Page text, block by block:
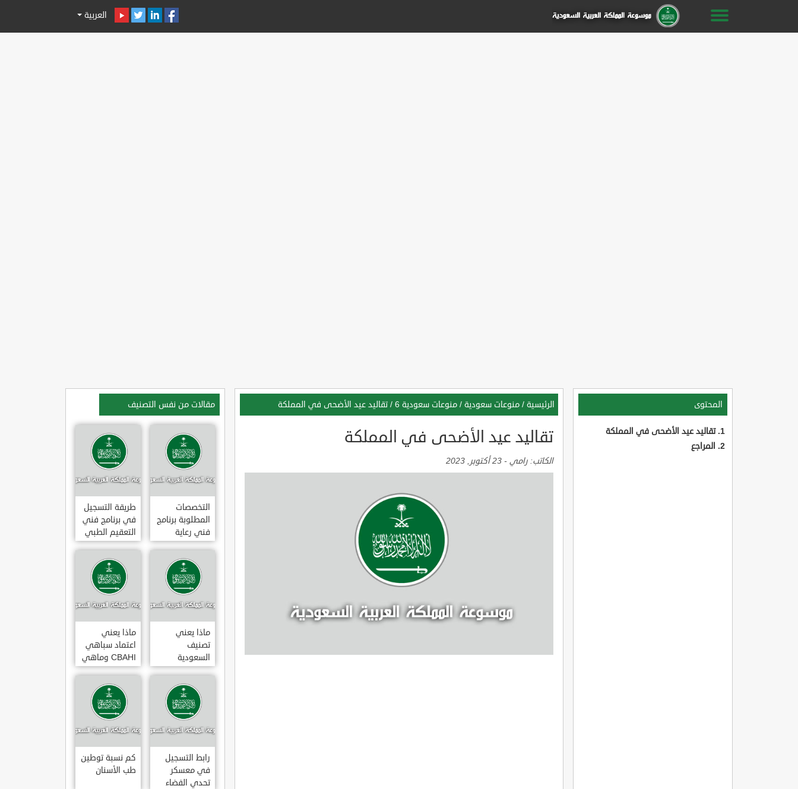
العربية
المحتوى
تقاليد عيد الأضحى في المملكة
المراجع
الرئيسية / منوعات سعودية / منوعات سعودية 6 / تقاليد عيد الأضحى في المملكة
تقاليد عيد الأضحى في المملكة
الكاتب: رامي - 23 أكتوبر, 2023
مقالات من نفس التصنيف
التخصصات
المطلوبة برنامج
فني رعاية
مرضى 3
طريقة التسجيل
في برنامج فني
التعقيم الطبي
ماذا يعني
تصنيف
السعودية
الائتماني AA1
ماذا يعني
اعتماد سباهي
CBAHI وماهي
معاييره
رابط التسجيل
في معسكر
تحدي الفضاء
كم نسبة توطين
طب الأسنان